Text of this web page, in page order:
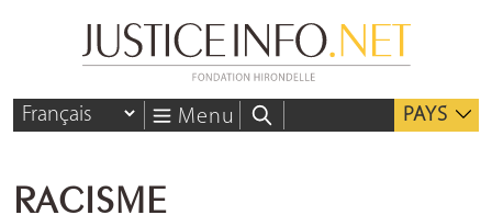
Menu PAYS
RACISME